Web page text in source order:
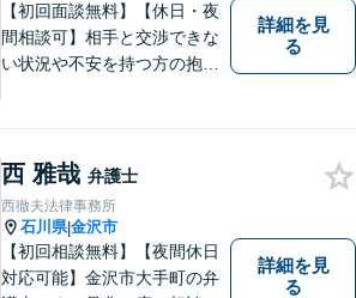
【初回面談無料】【休日・夜
間相談可】相手と交渉できな
い状況や不安を持つ方の抱え
護士に話を聞いてもらうこと
でトラブル解決のきっかけを
つかむことができるかもしれ
ません。
詳細を見
る
西 雅哉 弁護士
西徹夫法律事務所
石川県|金沢市
【初回相談無料】【夜間休日
対応可能】金沢市大手町の弁
詳細を見
る